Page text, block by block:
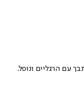
עם הרגליים ונופל.